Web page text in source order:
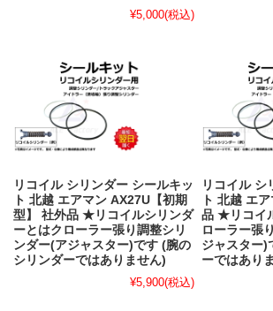
¥5,000(税込)
リコイル シリンダー シールキッ
ト 北越 エアマン AX27U【初期
型】 社外品 ★リコイルシリンダ
ーとはクローラー張り調整シリ
ンダー(アジャスター)です (腕の
シリンダーではありません)
¥5,900(税込)
リコイル シ
ト 北越 エ
品 ★リコイ
ローラー張
ジャスター)
ーではあり